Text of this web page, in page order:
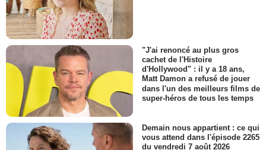
"J'ai renoncé au plus gros
cachet de l'Histoire
d'Hollywood" : il y a 18 ans,
Matt Damon a refusé de jouer
dans l'un des meilleurs films de
super-héros de tous les temps
Demain nous appartient : ce qui
vous attend dans l'épisode 2265
du vendredi 7 août 2026